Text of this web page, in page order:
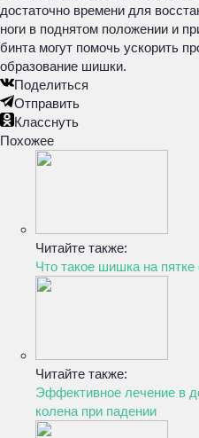
достаточно времени для
ноги в поднятом положении и
бинта могут помочь ускорить
образование шишки.
Поделиться
Отправить
Класснуть
Похожее
Читайте также:
Что такое шишка на пятке
Читайте также:
Эффективное лечение в
колена при падении